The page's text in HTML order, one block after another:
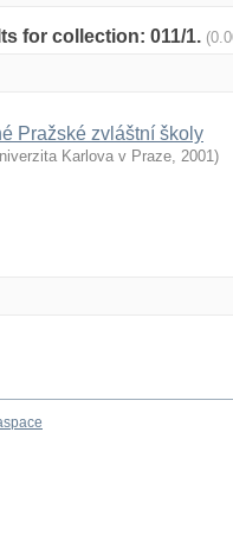
for collection: 011/1.
Pražské zvláštní školy
Karlova v Praze, 2001)